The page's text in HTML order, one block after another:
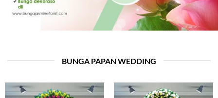
BUNGA PAPAN WEDDING